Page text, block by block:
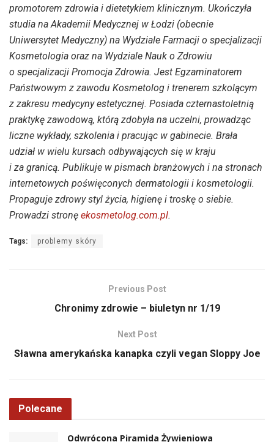
promotorem zdrowia i dietetykiem klinicznym. Ukończyła
studia na Akademii Medycznej w Łodzi (obecnie
Uniwersytet Medyczny) na Wydziale Farmacji o specjalizacji
Kosmetologia oraz na Wydziale Nauk o Zdrowiu
o specjalizacji Promocja Zdrowia. Jest Egzaminatorem
Państwowym z zawodu Kosmetolog i trenerem szkolącym
z zakresu medycyny estetycznej. Posiada czternastoletnią
praktykę zawodową, którą zdobyła na uczelni, prowadząc
liczne wykłady, szkolenia i pracując w gabinecie. Brała
udział w wielu kursach odbywających się w kraju
i za granicą. Publikuje w pismach branżowych i na stronach
internetowych poświęconych dermatologii i kosmetologii.
Propaguje zdrowy styl życia, higienę i troskę o siebie.
Prowadzi stronę ekosmetolog.com.pl.
Tags: problemy skóry
Previous Post
Chronimy zdrowie – biuletyn nr 1/19
Next Post
Sławna amerykańska kanapka czyli vegan Sloppy Joe
Polecane
Odwrócona Piramida Żywieniowa